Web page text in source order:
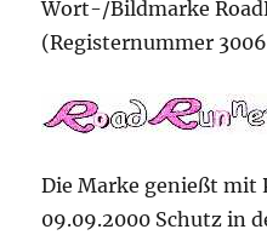
Wort-/Bildmarke
(Registernummer
Die Marke genießt mit
09.09.2000 Schutz in